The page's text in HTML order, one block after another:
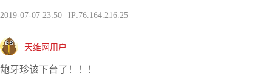
2019-07-07 23:50 IP:76.164.216.25
天维网用户
龅牙珍该下台了！！！